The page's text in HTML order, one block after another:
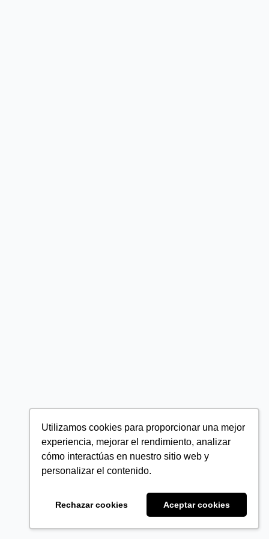
Utilizamos cookies para proporcionar una mejor
experiencia, mejorar el rendimiento, analizar
cómo interactúas en nuestro sitio web y
personalizar el contenido.
Rechazar cookies Aceptar cookies